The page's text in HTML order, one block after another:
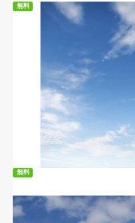
無料
無料ダウンロード
無料